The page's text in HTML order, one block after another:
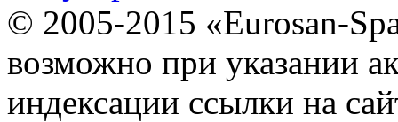
© 2005-2015 «Eurosan-
возможно при указании
индексации ссылки на